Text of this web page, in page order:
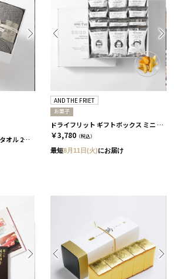
VINTAGE WAFFLE フェイスタオル 2枚セット［コンテックス］
AND THE FRIET
お菓子
ドライフリット ギフトボックス ミニ 12個［アンドザフリット］
￥3,780 （税込）
最短8月11日(火)にお届け